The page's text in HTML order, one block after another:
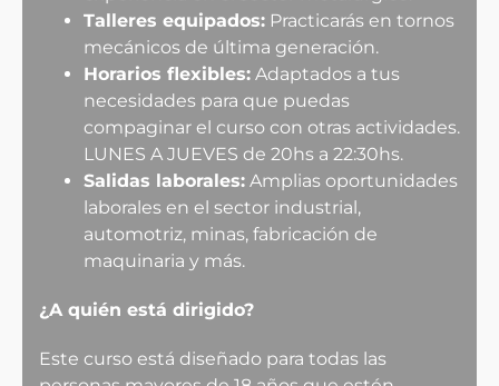
Talleres equipados: Practicarás en tornos
mecánicos de última generación.
Horarios flexibles: Adaptados a tus
necesidades para que puedas
compaginar el curso con otras actividades.
LUNES A JUEVES de 20hs a 22:30hs.
Salidas laborales: Amplias oportunidades
laborales en el sector industrial,
automotriz, minas, fabricación de
maquinaria y más.
¿A quién está dirigido?
Este curso está diseñado para todas las